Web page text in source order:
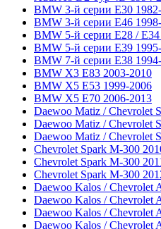
BMW 3-й серии E30
BMW 3-й серии E46
BMW 5-й серии E28 /
BMW 5-й серии E39
BMW 7-й серии E38
BMW X3 E83 2003-2010
BMW X5 E53 1999-2006
BMW X5 E70 2006-2013
Daewoo Matiz / Chevrolet
Daewoo Matiz / Chevrolet
Daewoo Matiz / Chevrolet
Chevrolet Spark M-300
Chevrolet Spark M-300
Chevrolet Spark M-300
Daewoo Kalos / Chevrolet
Daewoo Kalos / Chevrolet
Daewoo Kalos / Chevrolet
Daewoo Kalos / Chevrolet